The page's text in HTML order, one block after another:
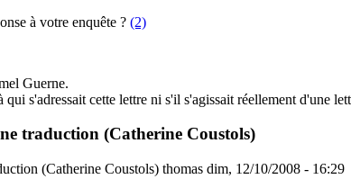
à votre enquête ? (2)
Guerne.
s'adressait cette lettre ni s'il s'agissait réellement d'une
traduction (Catherine Coustols)
(Catherine Coustols) thomas dim, 12/10/2008 - 16:29